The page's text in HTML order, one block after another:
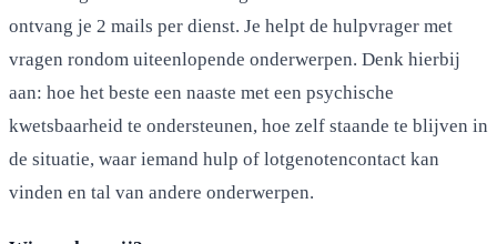
ontvang je 2 mails per dienst. Je helpt de hulpvrager met
vragen rondom uiteenlopende onderwerpen. Denk hierbij
aan: hoe het beste een naaste met een psychische
kwetsbaarheid te ondersteunen, hoe zelf staande te blijven in
de situatie, waar iemand hulp of lotgenotencontact kan
vinden en tal van andere onderwerpen.